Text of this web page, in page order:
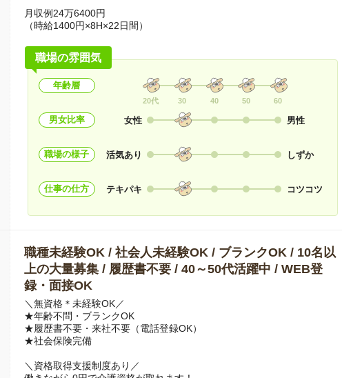
月収例24万6400円
（時給1400円×8H×22日間）
職場の雰囲気
年齢層
20代 30 40 50 60
男女比率 女性 男性
職場の様子 活気あり しずか
仕事の仕方 テキパキ コツコツ
職種未経験OK / 社会人未経験OK / ブランクOK / 10名以
上の大量募集 / 履歴書不要 / 40～50代活躍中 / WEB登
録・面接OK
＼無資格＊未経験OK／
★年齢不問・ブランクOK
★履歴書不要・来社不要（電話登録OK）
★社会保険完備
＼資格取得支援制度あり／